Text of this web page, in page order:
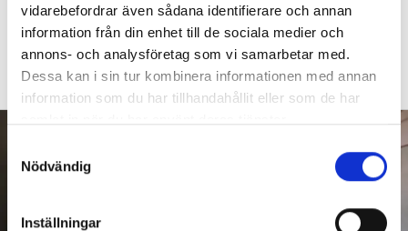
vidarebefordrar även sådana identifierare och annan
information från din enhet till de sociala medier och
annons- och analysföretag som vi samarbetar med.
Dessa kan i sin tur kombinera informationen med annan
information som du har tillhandahållit eller som de har
Nödvändig
Inställningar
etiketter på barn”
emotionell kompetens